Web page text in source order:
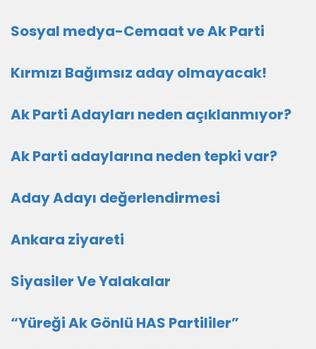
Sosyal medya-Cemaat ve Ak Parti
Kırmızı Bağımsız aday olmayacak!
Ak Parti Adayları neden açıklanmıyor?
Ak Parti adaylarına neden tepki var?
Aday Adayı değerlendirmesi
Ankara ziyareti
Siyasiler Ve Yalakalar
“Yüreği Ak Gönlü HAS Partililer”